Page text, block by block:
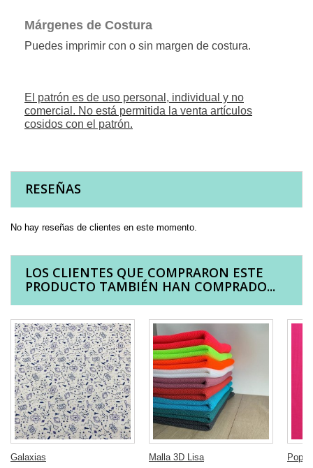
Márgenes de Costura
Puedes imprimir con o sin margen de costura.
El patrón es de uso personal, individual y no
comercial. No está permitida la venta artículos
cosidos con el patrón.
RESEÑAS
No hay reseñas de clientes en este momento.
LOS CLIENTES QUE COMPRARON ESTE
PRODUCTO TAMBIÉN HAN COMPRADO...
Galaxias Malla 3D Lisa